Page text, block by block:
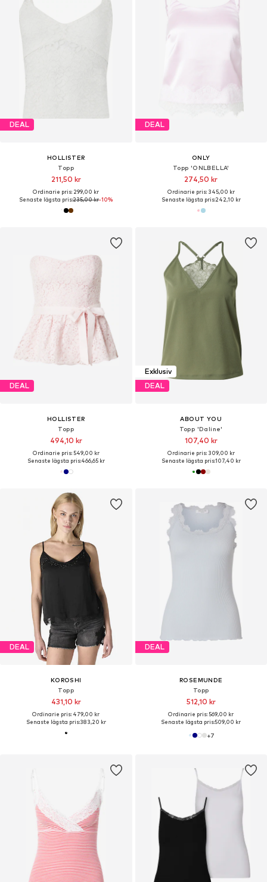
DEAL
HOLLISTER
Topp
211,50 kr
Ordinarie pris: 299,00 kr
Senaste lägsta pris:235,00 kr-10%
DEAL
ONLY
Topp 'ONLBELLA'
274,50 kr
Ordinarie pris: 345,00 kr
Senaste lägsta pris:242,10 kr
DEAL
HOLLISTER
Topp
494,10 kr
Ordinarie pris: 549,00 kr
Senaste lägsta pris:466,65 kr
Exklusiv
DEAL
ABOUT YOU
Topp 'Daline'
107,40 kr
Ordinarie pris: 309,00 kr
Senaste lägsta pris:107,40 kr
DEAL
KOROSHI
Topp
431,10 kr
Ordinarie pris: 479,00 kr
Senaste lägsta pris:383,20 kr
DEAL
ROSEMUNDE
Topp
512,10 kr
Ordinarie pris: 569,00 kr
Senaste lägsta pris:509,00 kr
+7